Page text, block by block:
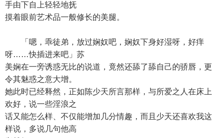
手由下自上轻轻地抚
摸着眼前艺术品一般修长的美腿。
「嗯，乖徒弟，放过娴奴吧，娴奴下身好湿呀，好痒
呀……快插进来吧」苏
美娴在一旁诱惑无比的说道，竟然还舔了舔自己的骄唇，更
令其魅惑之意大增。
她此时已经释然，正如陈少天所言那样，与所爱之人在床上
欢好，说一些淫浪之
话又能怎么样、不仅能增加几分情趣，而且少天还喜欢我这
样说，多说几句他高